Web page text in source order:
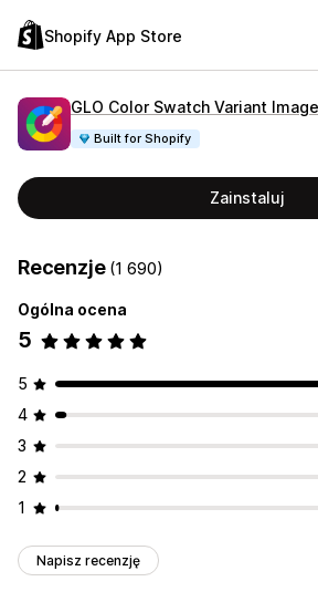
Shopify App Store
GLO Color Swatch Variant Image
Built for Shopify
Zainstaluj
Recenzje (1 690)
Ogólna ocena
5
5
4
3
2
1
Napisz recenzję